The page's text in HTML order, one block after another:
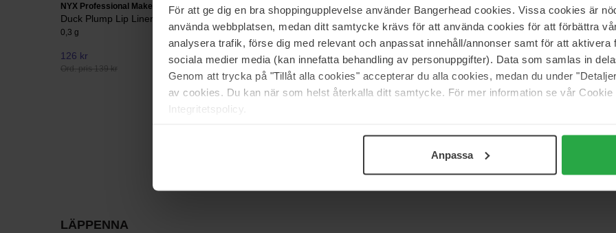
För att ge dig en bra shoppingupplevelse använder Bangerhead cookies. Vissa cookies är
använda webbplatsen, medan ditt samtycke krävs för att använda cookies för att förbättra
analysera trafik, förse dig med relevant och anpassat innehåll/annonser samt för att aktivera
sociala medier media (kan innefatta behandling av personuppgifter). Data som samlas in
Genom att trycka på "Tillåt alla cookies" accepterar du alla cookies, medan du under
av cookies. Du kan när som helst återkalla ditt samtycke. För mer information se vår
Integritetspolicy.
Anpassa
NYX Professional Makeup
Duck Plump Lip Liner
0,3 g
126 kr
Ord. pris 139 kr
NYX Professional Makeup
Line Loud Lip Pencil
1,2 g
117 kr
Ord. pris 129 kr
Sweed
1,2 g
255 kr
Visa fler
LÄPPENNA